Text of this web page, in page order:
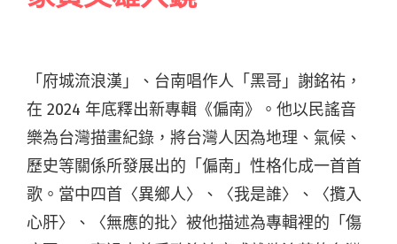
「府城流浪漢」、台南唱作人「黑哥」謝銘祐，
在 2024 年底釋出新專輯《偏南》。他以民謠音
樂為台灣描畫紀錄，將台灣人因為地理、氣候、
歷史等關係所發展出的「偏南」性格化成一首首
歌。當中四首〈異鄉人〉、〈我是誰〉、〈攬入
心肝〉、〈無應的批〉被他描述為專輯裡的「傷